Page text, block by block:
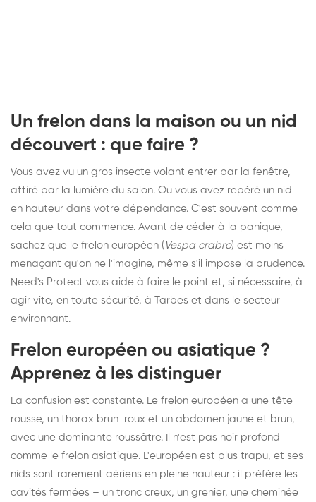
Un frelon dans la maison ou un nid
découvert : que faire ?
Vous avez vu un gros insecte volant entrer par la fenêtre,
attiré par la lumière du salon. Ou vous avez repéré un nid
en hauteur dans votre dépendance. C'est souvent comme
cela que tout commence. Avant de céder à la panique,
sachez que le frelon européen ( Vespa crabro) est moins
menaçant qu'on ne l'imagine, même s'il impose la prudence.
Need's Protect vous aide à faire le point et, si nécessaire, à
agir vite, en toute sécurité, à Tarbes et dans le secteur
environnant.
Frelon européen ou asiatique ?
Apprenez à les distinguer
La confusion est constante. Le frelon européen a une tête
rousse, un thorax brun-roux et un abdomen jaune et brun,
avec une dominante roussâtre. Il n'est pas noir profond
comme le frelon asiatique. L'européen est plus trapu, et ses
nids sont rarement aériens en pleine hauteur : il préfère les
cavités fermées – un tronc creux, un grenier, une cheminée